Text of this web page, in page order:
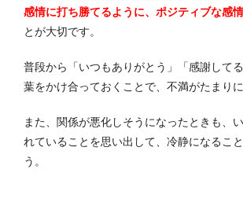
感情に打ち勝てるように、ポジティブな感
とが大切です。
普段から「いつもありがとう」「感謝して
葉をかけ合っておくことで、不満がたまりに
また、関係が悪化しそうになったときも、
れていることを思い出して、冷静になるこ
う。